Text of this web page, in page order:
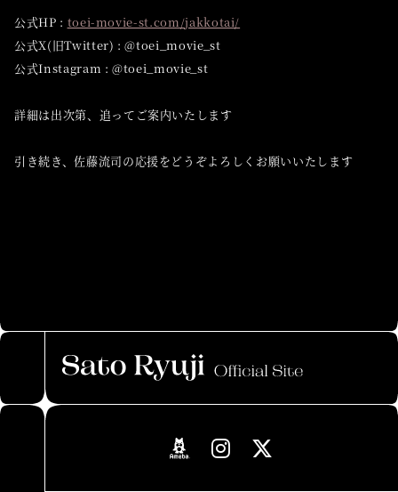
公式HP : toei-movie-st.com/jakkotai/
公式X(旧Twitter) : @toei_movie_st
公式Instagram : @toei_movie_st
詳細は出次第、追ってご案内いたします
引き続き、佐藤流司の応援をどうぞよろしくお願いいたします